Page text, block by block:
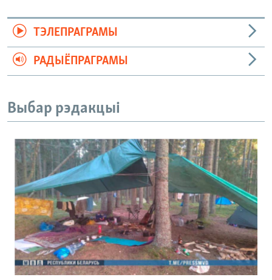
ТЭЛЕПРАГРАМЫ
РАДЫЁПРАГРАМЫ
Выбар рэдакцыі